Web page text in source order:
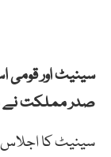
سینیٹ اور
صدر مملکت